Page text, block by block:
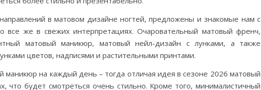
в матовом дизайне ногтей, предложены и знакомые нам с
все же в свежих интерпретациях. Очаровательный матовый френч,
матовый маникюр, матовый нейл-дизайн с лунками, а также
цветов, надписями и растительными принтами.
маникюр на каждый день – тогда отличая идея в сезоне 2026 матовый
что будет смотреться очень стильно. Кроме того, минималистичный